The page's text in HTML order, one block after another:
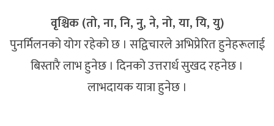
वृश्चिक (तो, ना, नि, नु, ने, नो, या, यि, यु)
पुनर्मिलनको योग रहेको छ । सद्विचारले अभिप्रेरित हुनेहरूलाई
बिस्तारै लाभ हुनेछ । दिनको उत्तरार्ध सुखद रहनेछ ।
लाभदायक यात्रा हुनेछ ।